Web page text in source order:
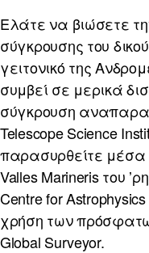
Ελάτε να βιώσετε
σύγκρουσης του
γειτονικό της
συμβεί σε μερικά
σύγκρουση
Telescope Science
παρασυρθείτε μέσα
Valles Marineris του
Centre for
χρήση των
Global Surveyor.